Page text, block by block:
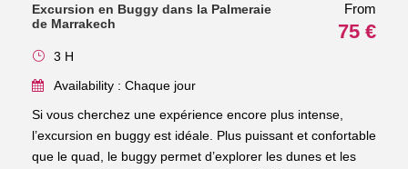
Excursion en Buggy dans la Palmeraie
de Marrakech
From
75 €
3 H
Availability : Chaque jour
Si vous cherchez une expérience encore plus intense,
l’excursion en buggy est idéale. Plus puissant et confortable
que le quad, le buggy permet d’explorer les dunes et les